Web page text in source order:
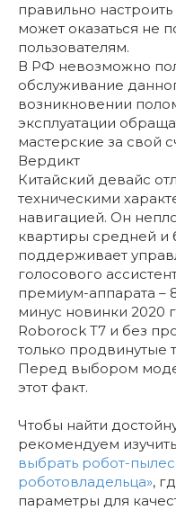
правильно
может оказаться не
пользователям.
В РФ невозможно
обслуживание
возникновении
эксплуатации
мастерские за свой
Вердикт
Китайский девайс
техническими
навигацией. Он
квартиры средней
поддерживает
голосового
премиум-аппарата –
минус новинки 2020
Roborock T7 и без
только продвинутые
Перед выбором
этот факт.
Чтобы найти
рекомендуем
выбрать робот-
роботовладельца»,
параметры для